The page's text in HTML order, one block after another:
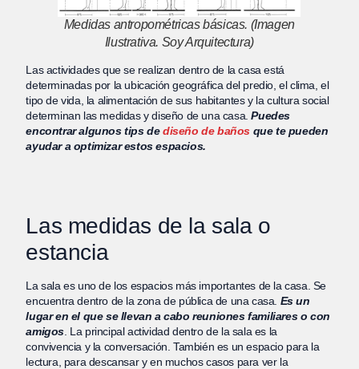
Medidas antropométricas básicas. (Imagen
Ilustrativa. Soy Arquitectura)
Las actividades que se realizan dentro de la casa está
determinadas por la ubicación geográfica del predio, el clima, el
tipo de vida, la alimentación de sus habitantes y la cultura social
determinan las medidas y diseño de una casa.Puedes
encontrar algunos tips dediseño de baños que te pueden
ayudar a optimizar estos espacios.
Las medidas de la sala o
estancia
La sala es uno de los espacios más importantes de la casa. Se
encuentra dentro de la zona de pública de una casa. Es un
lugar en el que se llevan a cabo reuniones familiares o con
amigos . La principal actividad dentro de la sala es la
convivencia y la conversación. También es un espacio para la
lectura, para descansar y en muchos casos para ver la